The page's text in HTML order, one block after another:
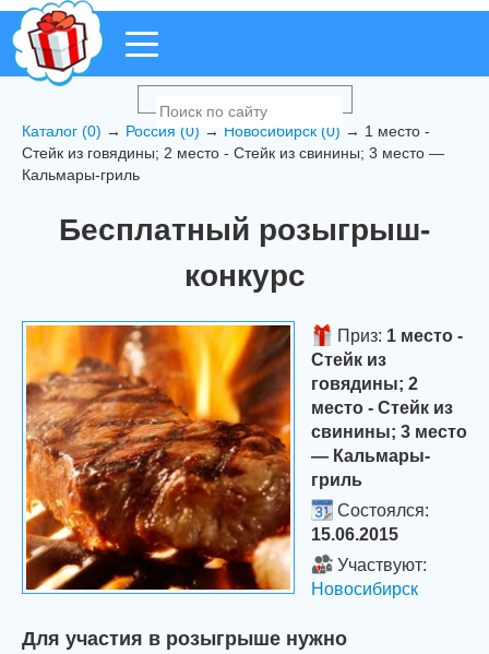
Каталог (0) → Россия (0) → Новосибирск (0) → 1 место -
Стейк из говядины; 2 место - Стейк из свинины; 3 место —
Кальмары-гриль
Бесплатный розыгрыш-
конкурс
Приз: 1 место -
Стейк из
говядины; 2
место - Стейк из
свинины; 3 место
— Кальмары-
гриль
Состоялся:
15.06.2015
Участвуют:
Новосибирск
Для участия в розыгрыше нужно